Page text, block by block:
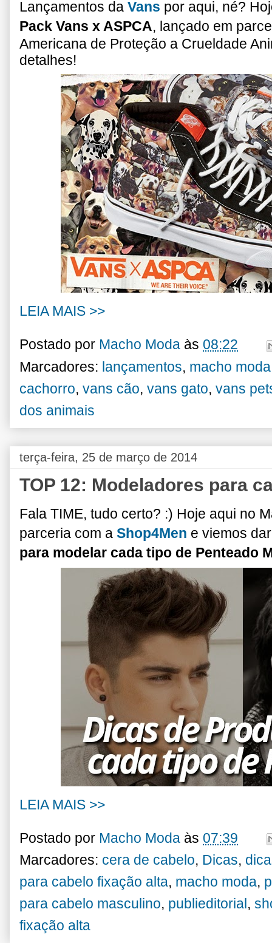
Lançamentos da Vans por aqui, né?
Pack Vans x ASPCA, lançado em
Americana de Proteção a Crueldade
detalhes!
LEIA MAIS >>
Postado por Macho Moda às 08:22
Marcadores: lançamentos, macho moda
cachorro, vans cão, vans gato, vans
dos animais
terça-feira, 25 de março de 2014
TOP 12: Modeladores para
Fala TIME, tudo certo? :) Hoje aqui no
parceria com a Shop4Men e viemos
para modelar cada tipo de Penteado
LEIA MAIS >>
Postado por Macho Moda às 07:39
Marcadores: cera de cabelo, Dicas,
para cabelo fixação alta, macho moda,
para cabelo masculino, publieditorial ,
fixação alta